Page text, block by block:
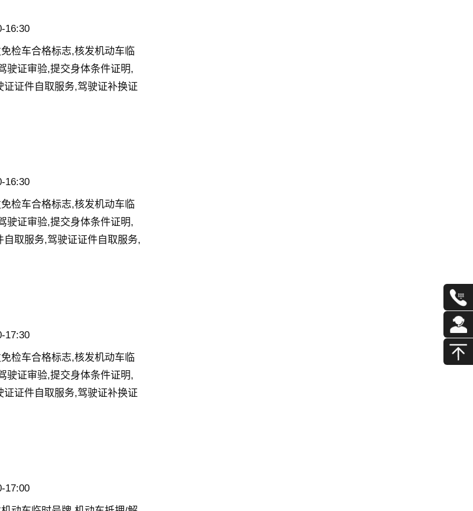
16:30
检车合格标志,核发机动车临
驶证审验,提交身体条件证明,
证件自取服务,驾驶证补换证
16:30
检车合格标志,核发机动车临
驶证审验,提交身体条件证明,
取服务,驾驶证证件自取服务,
17:30
检车合格标志,核发机动车临
驶证审验,提交身体条件证明,
证件自取服务,驾驶证补换证
17:00